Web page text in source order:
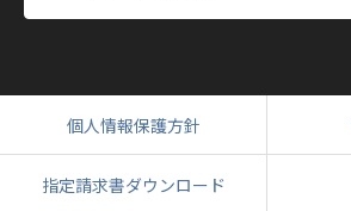
個人情報保護方針
指定請求書ダウンロード